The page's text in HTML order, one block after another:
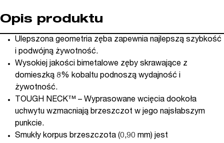
Opis produktu
Ulepszona geometria zęba zapewnia najlepszą szybkość
i podwójną żywotność.
Wysokiej jakości bimetalowe zęby skrawające z
domieszką 8% kobaltu podnoszą wydajność i
żywotność.
TOUGH NECK™ – Wyprasowane wcięcia dookoła
uchwytu wzmacniają brzeszczot w jego najsłabszym
punkcie.
Smukły korpus brzeszczota (0,90 mm) jest